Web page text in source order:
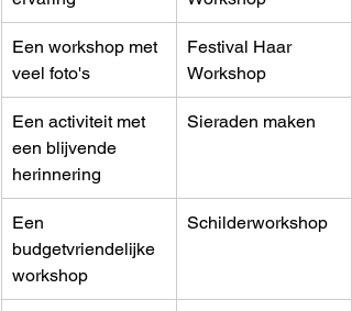
Een workshop met
veel foto's
Festival Haar
Workshop
Een activiteit met
een blijvende
herinnering
Sieraden maken
Een
budgetvriendelijke
workshop
Schilderworkshop